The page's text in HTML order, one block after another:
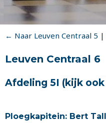
← Naar Leuven Centraal 5 |
Leuven Centraal 6
Afdeling 5I (kijk ook
Ploegkapitein: Bert